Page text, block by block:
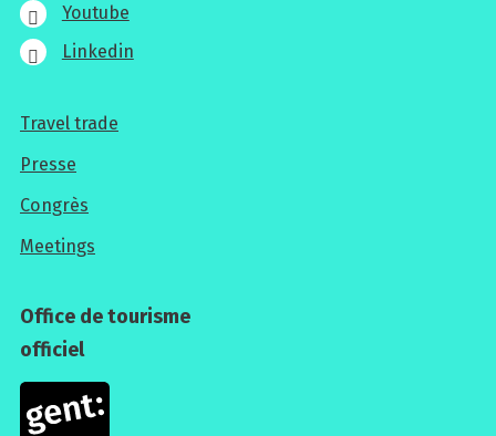
Youtube
Linkedin
Pour
les
professionnels
Travel trade
Presse
Congrès
Meetings
Office de tourisme
officiel